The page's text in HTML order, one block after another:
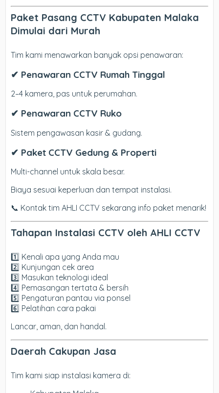
Paket Pasang CCTV Kabupaten Malaka
Dimulai dari Murah
Tim kami menawarkan banyak opsi penawaran:
✔ Penawaran CCTV Rumah Tinggal
2–4 kamera, pas untuk perumahan.
✔ Penawaran CCTV Ruko
Sistem pengawasan kasir & gudang.
✔ Paket CCTV Gedung & Properti
Multi-channel untuk skala besar.
Biaya sesuai keperluan dan tempat instalasi.
📞 Kontak tim AHLI CCTV sekarang info paket menarik!
Tahapan Instalasi CCTV oleh AHLI CCTV
1️⃣ Kenali apa yang Anda mau
2️⃣ Kunjungan cek area
3️⃣ Masukan teknologi ideal
4️⃣ Pemasangan tertata & bersih
5️⃣ Pengaturan pantau via ponsel
6️⃣ Pelatihan cara pakai
Lancar, aman, dan handal.
Daerah Cakupan Jasa
Tim kami siap instalasi kamera di: